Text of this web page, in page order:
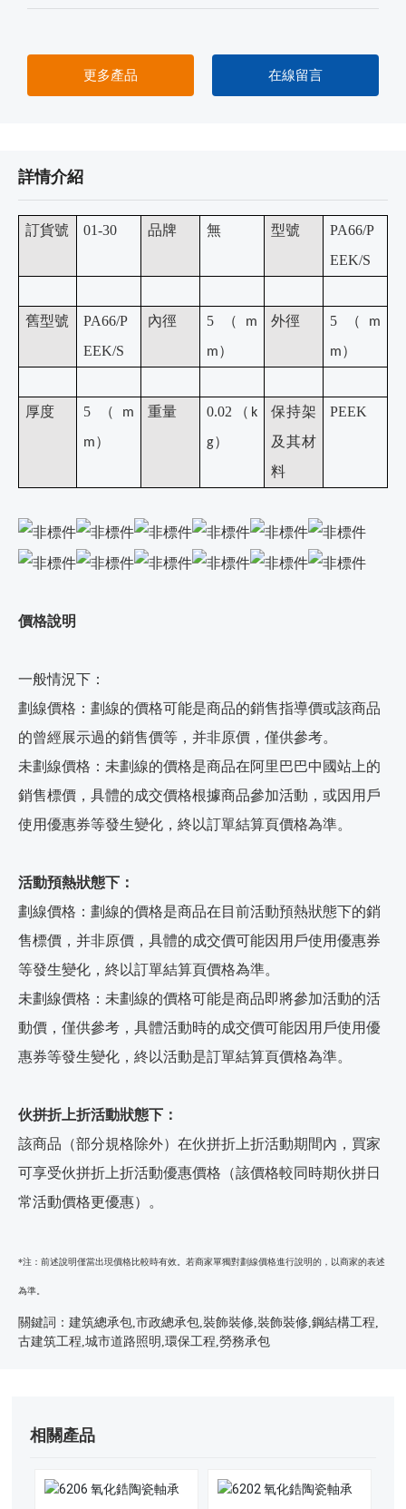
更多產品 在線留言
詳情介紹
訂貨號 01-30 品牌 無 型號
PA66/P
EEK/S
舊型號
PA66/P
EEK/S
內徑 5 （ m
m）
外徑 5 （ m
m）
厚度 5 （ m
m）
重量 0.02 （ k
g）
保持架
及其材
料
PEEK
價格說明
一般情況下：
劃線價格：劃線的價格可能是商品的銷售指導價或該商品
的曾經展示過的銷售價等，并非原價，僅供參考。
未劃線價格：未劃線的價格是商品在阿里巴巴中國站上的
銷售標價，具體的成交價格根據商品參加活動，或因用戶
使用優惠券等發生變化，終以訂單結算頁價格為準。
活動預熱狀態下：
劃線價格：劃線的價格是商品在目前活動預熱狀態下的銷
售標價，并非原價，具體的成交價可能因用戶使用優惠券
等發生變化，終以訂單結算頁價格為準。
未劃線價格：未劃線的價格可能是商品即將參加活動的活
動價，僅供參考，具體活動時的成交價可能因用戶使用優
惠券等發生變化，終以活動是訂單結算頁價格為準。
伙拼折上折活動狀態下：
該商品（部分規格除外）在伙拼折上折活動期間內，買家
可享受伙拼折上折活動優惠價格（該價格較同時期伙拼日
常活動價格更優惠）。
*注：前述說明僅當出現價格比較時有效。若商家單獨對劃線價格進行說明的，以商家的表述
為準。
關鍵詞：建筑總承包,市政總承包,裝飾裝修,裝飾裝修,鋼結構工程,
古建筑工程,城市道路照明,環保工程,勞務承包
相關產品